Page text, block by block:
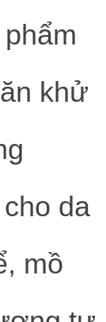
khử
da
mồ